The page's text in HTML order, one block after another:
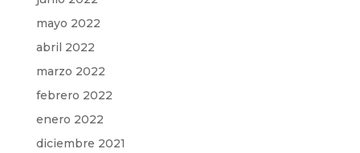
mayo 2022
abril 2022
marzo 2022
febrero 2022
enero 2022
diciembre 2021